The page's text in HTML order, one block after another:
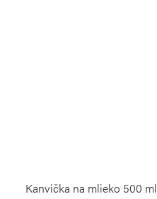
Kanvička na mlieko 500 ml